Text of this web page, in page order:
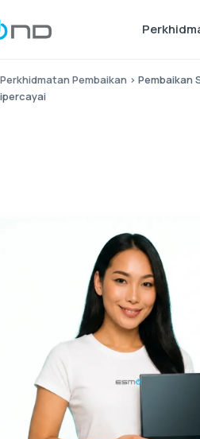
Perkhidmatan Pembaikan › Pembaikan